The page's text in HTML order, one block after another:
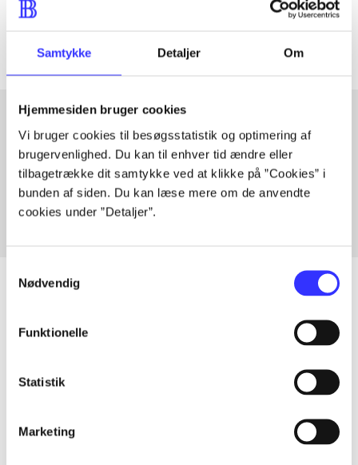
Samtykke Detaljer Om
Hjemmesiden bruger cookies
Vi bruger cookies til besøgsstatistik og optimering af
brugervenlighed. Du kan til enhver tid ændre eller
tilbagetrække dit samtykke ved at klikke på ”Cookies” i
bunden af siden. Du kan læse mere om de anvendte
cookies under ”Detaljer”.
Nødvendig
Funktionelle
Statistik
Marketing
Artiklerne i
Artikler med samme emner
Fra
Artikler